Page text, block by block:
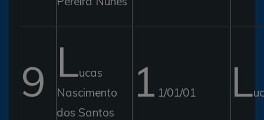
9 Lucas
Nascimento
dos Santos
1 1/01/01 L